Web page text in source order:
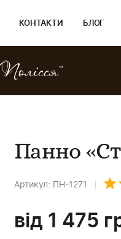
КОНТАКТИ БЛОГ
Панно
Артикул: ПН-1271
від 1 475